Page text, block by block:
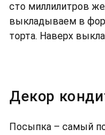
сто миллилитров
выкладываем в
торта. Наверх
Декор
Посыпка – самый